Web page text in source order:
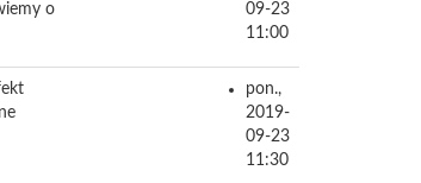
o
09-23
11:00
pon.,
2019-
09-23
11:30